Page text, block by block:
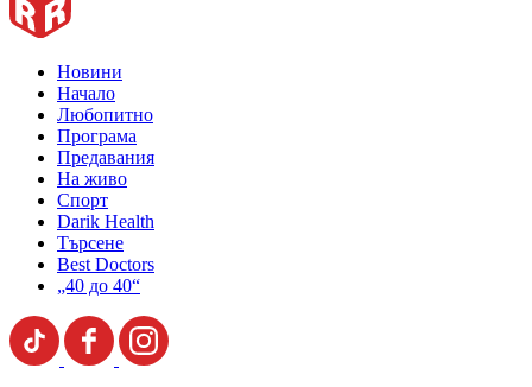
Новини
Начало
Любопитно
Програма
Предавания
На живо
Спорт
Darik Health
Търсене
Best Doctors
„40 до 40“